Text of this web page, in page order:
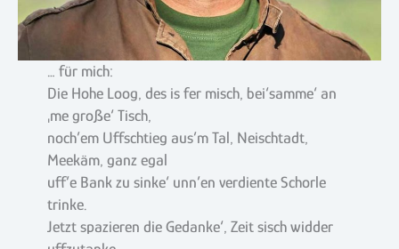
… für mich:
Die Hohe Loog, des is fer misch, bei‘samme‘ an
‚me große‘ Tisch,
noch’em Uffschtieg aus’m Tal, Neischtadt,
Meekäm, ganz egal
uff’e Bank zu sinke‘ unn’en verdiente Schorle
trinke.
Jetzt spazieren die Gedanke‘, Zeit sisch widder